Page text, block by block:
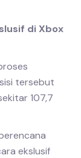
di Xbox
tersebut
107,7
ekslusif